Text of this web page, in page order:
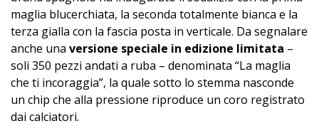
maglia blucerchiata, la seconda totalmente bianca e la
terza gialla con la fascia posta in verticale. Da segnalare
anche una versione speciale in edizione limitata –
soli 350 pezzi andati a ruba – denominata “La maglia
che ti incoraggia”, la quale sotto lo stemma nasconde
un chip che alla pressione riproduce un coro registrato
dai calciatori.